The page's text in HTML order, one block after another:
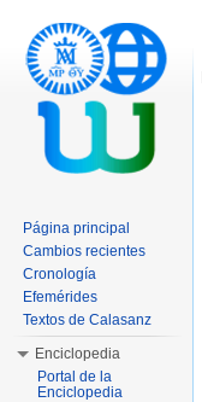
Página principal
Cambios recientes
Cronología
Efemérides
Textos de Calasanz
Enciclopedia
Portal de la
Enciclopedia